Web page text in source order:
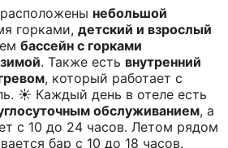
небольшой
горками, детский и взрослый
бассейн с горками
. Также есть внутренний
, который работает с
☀️ Каждый день в отеле есть
обслуживанием, а
с 10 до 24 часов. Летом рядом
бар с 10 до 18 часов.